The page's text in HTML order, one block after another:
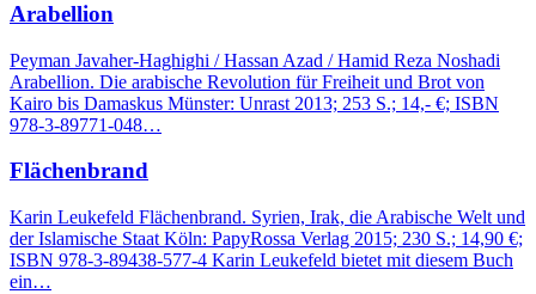
Arabellion
Peyman Javaher-Haghighi / Hassan Azad / Hamid Reza Noshadi
Arabellion. Die arabische Revolution für Freiheit und Brot von
Kairo bis Damaskus Münster: Unrast 2013; 253 S.; 14,- €; ISBN
978-3-89771-048…
Flächenbrand
Karin Leukefeld Flächenbrand. Syrien, Irak, die Arabische Welt und
der Islamische Staat Köln: PapyRossa Verlag 2015; 230 S.; 14,90 €;
ISBN 978-3-89438-577-4 Karin Leukefeld bietet mit diesem Buch
ein…